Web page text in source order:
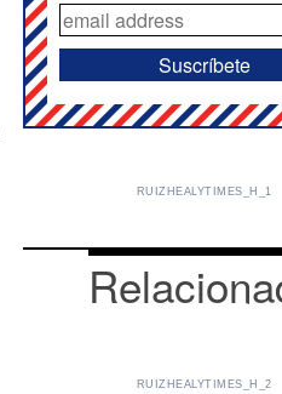
RUIZHEALYTIMES_H_1
RUIZHEALYTIMES_H_2